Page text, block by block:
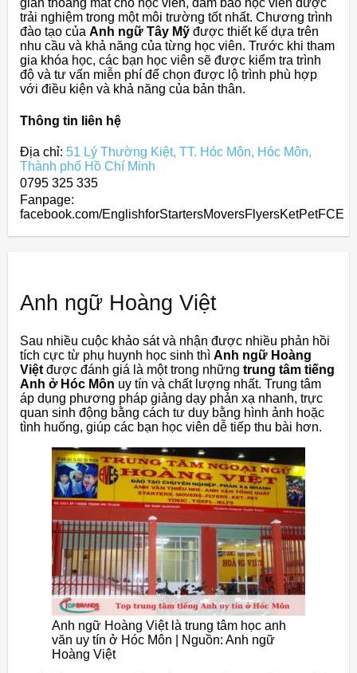
gian thoáng mát cho học viên, đảm bảo học viên được
trải nghiệm trong một môi trường tốt nhất. Chương trình
đào tạo của Anh ngữ Tây Mỹ được thiết kế dựa trên
nhu cầu và khả năng của từng học viên. Trước khi tham
gia khóa học, các bạn học viên sẽ được kiểm tra trình
độ và tư vấn miễn phí để chọn được lộ trình phù hợp
với điều kiện và khả năng của bản thân.
Thông tin liên hệ
Địa chỉ: 51 Lý Thường Kiệt, TT. Hóc Môn, Hóc Môn,
Thành phố Hồ Chí Minh
0795 325 335
Fanpage:
facebook.com/EnglishforStartersMoversFlyersKetPetFCE
Anh ngữ Hoàng Việt
Sau nhiều cuộc khảo sát và nhận được nhiều phản hồi
tích cực từ phụ huynh học sinh thì Anh ngữ Hoàng
Việt được đánh giá là một trong những trung tâm tiếng
Anh ở Hóc Môn uy tín và chất lượng nhất. Trung tâm
áp dụng phương pháp giảng dạy phản xạ nhanh, trực
quan sinh động bằng cách tư duy bằng hình ảnh hoặc
tình huống, giúp các bạn học viên dễ tiếp thu bài hơn.
Anh ngữ Hoàng Việt là trung tâm học anh
văn uy tín ở Hóc Môn | Nguồn: Anh ngữ
Hoàng Việt